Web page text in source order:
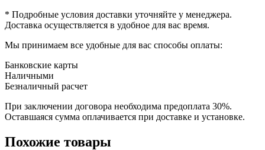
* Подробные условия доставки уточняйте у менеджера.
Доставка осуществляется в удобное для вас время.
Мы принимаем все удобные для вас способы оплаты:
Банковские карты
Наличными
Безналичный расчет
При заключении договора необходима предоплата 30%.
Оставшаяся сумма оплачивается при доставке и установке.
Похожие товары